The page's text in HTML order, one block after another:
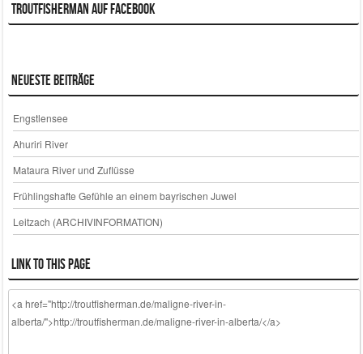
Troutfisherman auf Facebook
Neueste Beiträge
Engstlensee
Ahuriri River
Mataura River und Zuflüsse
Frühlingshafte Gefühle an einem bayrischen Juwel
Leitzach (ARCHIVINFORMATION)
Link to this page